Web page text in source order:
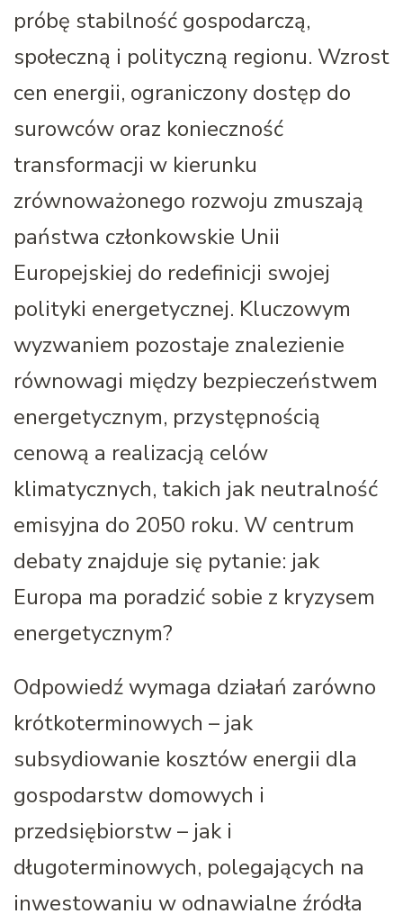
próbę stabilność gospodarczą,
społeczną i polityczną regionu. Wzrost
cen energii, ograniczony dostęp do
surowców oraz konieczność
transformacji w kierunku
zrównoważonego rozwoju zmuszają
państwa członkowskie Unii
Europejskiej do redefinicji swojej
polityki energetycznej. Kluczowym
wyzwaniem pozostaje znalezienie
równowagi między bezpieczeństwem
energetycznym, przystępnością
cenową a realizacją celów
klimatycznych, takich jak neutralność
emisyjna do 2050 roku. W centrum
debaty znajduje się pytanie: jak
Europa ma poradzić sobie z kryzysem
energetycznym?
Odpowiedź wymaga działań zarówno
krótkoterminowych – jak
subsydiowanie kosztów energii dla
gospodarstw domowych i
przedsiębiorstw – jak i
długoterminowych, polegających na
inwestowaniu w odnawialne źródła